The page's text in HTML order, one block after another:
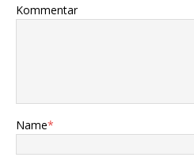
Kommentar
Name*